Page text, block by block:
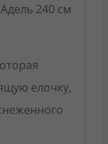
240 см
елочку,